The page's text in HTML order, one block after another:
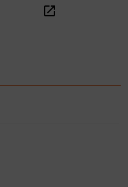
open_in_new